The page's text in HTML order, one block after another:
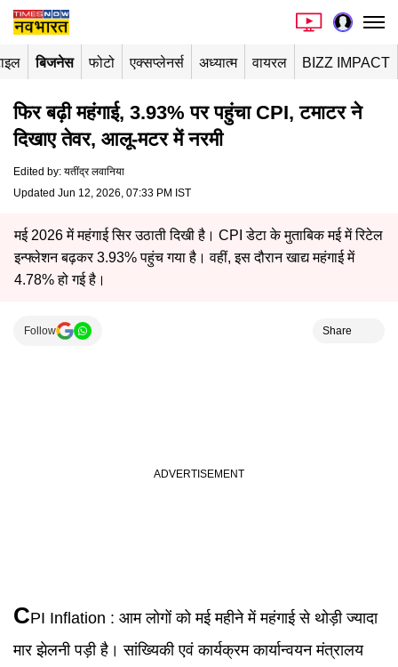
बिजनेस फोटो एक्सप्लेनर्स अध्यात्म वायरल BIZZ IMPACT
फिर बढ़ी महंगाई, 3.93% पर पहुंचा CPI, टमाटर ने
दिखाए तेवर, आलू-मटर में नरमी
Edited by: यतींद्र लवानिया
Updated Jun 12, 2026, 07:33 PM IST
मई 2026 में महंगाई सिर उठाती दिखी है। CPI डेटा के मुताबिक मई में रिटेल
इन्फ्लेशन बढ़कर 3.93% पहुंच गया है। वहीं, इस दौरान खाद्य महंगाई में
4.78% हो गई है।
Follow Share
CPI Inflation : आम लोगों को मई महीने में महंगाई से थोड़ी ज्यादा
मार झेलनी पड़ी है। सांख्यिकी एवं कार्यक्रम कार्यान्वयन मंत्रालय